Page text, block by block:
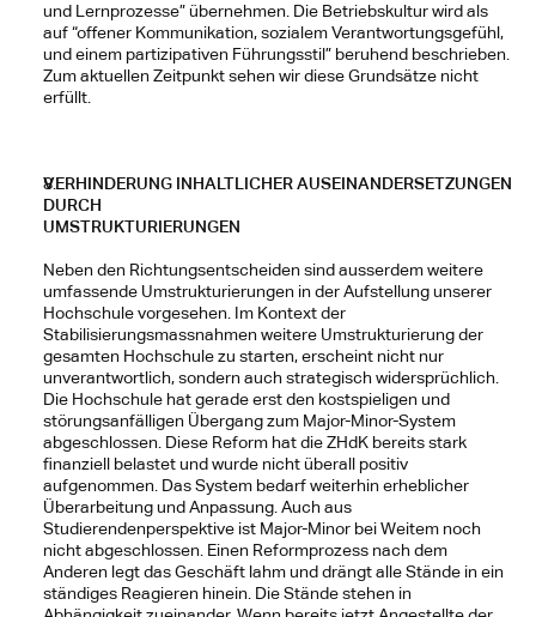
und Lernprozesse” übernehmen. Die Betriebskultur wird als
auf “offener Kommunikation, sozialem Verantwortungsgefühl,
und einem partizipativen Führungsstil” beruhend beschrieben.
Zum aktuellen Zeitpunkt sehen wir diese Grundsätze nicht
erfüllt.
VERHINDERUNG INHALTLICHER AUSEINANDERSETZUNGEN
DURCH
UMSTRUKTURIERUNGEN
Neben den Richtungsentscheiden sind ausserdem weitere
umfassende Umstrukturierungen in der Aufstellung unserer
Hochschule vorgesehen. Im Kontext der
Stabilisierungsmassnahmen weitere Umstrukturierung der
gesamten Hochschule zu starten, erscheint nicht nur
unverantwortlich, sondern auch strategisch widersprüchlich.
Die Hochschule hat gerade erst den kostspieligen und
störungsanfälligen Übergang zum Major-Minor-System
abgeschlossen. Diese Reform hat die ZHdK bereits stark
finanziell belastet und wurde nicht überall positiv
aufgenommen. Das System bedarf weiterhin erheblicher
Überarbeitung und Anpassung. Auch aus
Studierendenperspektive ist Major-Minor bei Weitem noch
nicht abgeschlossen. Einen Reformprozess nach dem
Anderen legt das Geschäft lahm und drängt alle Stände in ein
ständiges Reagieren hinein. Die Stände stehen in